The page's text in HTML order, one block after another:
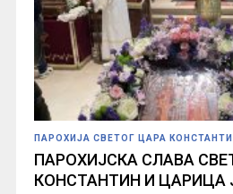
ПАРОХИЈА СВЕТОГ ЦАРА
ПАРОХИЈСКА СЛАВА
КОНСТАНТИН И ЦАРИЦА